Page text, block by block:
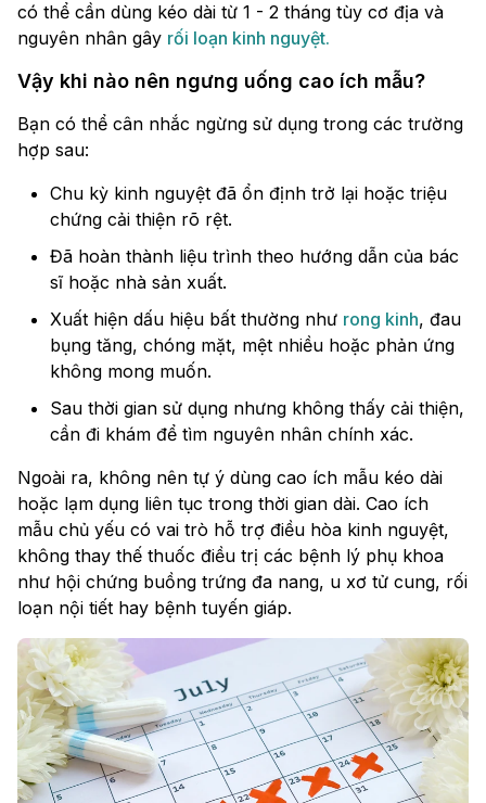
có thể cần dùng kéo dài từ 1 - 2 tháng tùy cơ địa và
nguyên nhân gây rối loạn kinh nguyệt.
Vậy khi nào nên ngưng uống cao ích mẫu?
Bạn có thể cân nhắc ngừng sử dụng trong các trường
hợp sau:
Chu kỳ kinh nguyệt đã ổn định trở lại hoặc triệu
chứng cải thiện rõ rệt.
Đã hoàn thành liệu trình theo hướng dẫn của bác
sĩ hoặc nhà sản xuất.
Xuất hiện dấu hiệu bất thường như rong kinh, đau
bụng tăng, chóng mặt, mệt nhiều hoặc phản ứng
không mong muốn.
Sau thời gian sử dụng nhưng không thấy cải thiện,
cần đi khám để tìm nguyên nhân chính xác.
Ngoài ra, không nên tự ý dùng cao ích mẫu kéo dài
hoặc lạm dụng liên tục trong thời gian dài. Cao ích
mẫu chủ yếu có vai trò hỗ trợ điều hòa kinh nguyệt,
không thay thế thuốc điều trị các bệnh lý phụ khoa
như hội chứng buồng trứng đa nang, u xơ tử cung, rối
loạn nội tiết hay bệnh tuyến giáp.